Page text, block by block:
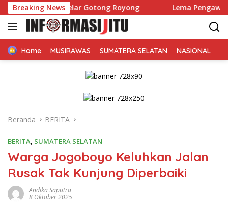
Langsung
ke
konten
Breaking News
Gelar Gotong Royong Lema Pengawasan Dapur
Home MUSIRAWAS SUMATERA SELATAN NASIONAL
Beranda BERITA
BERITA SUMATERA SELATAN
Warga Jogoboyo Keluhkan Jalan
Rusak Tak Kunjung Diperbaiki
Andika Saputra
8 Oktober 2025